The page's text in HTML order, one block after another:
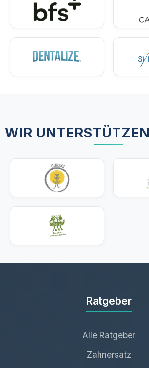
WIR UNTERSTÜTZEN
Ratgeber
Alle Ratgeber
Zahnersatz